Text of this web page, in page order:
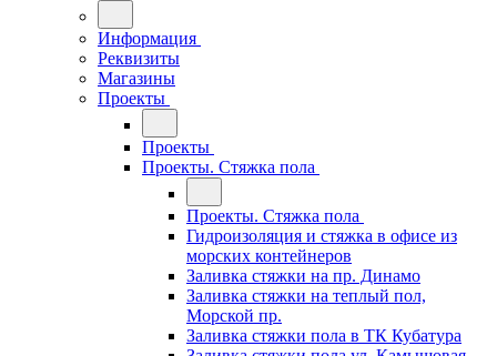
Информация
Реквизиты
Магазины
Проекты
Проекты
Проекты. Стяжка пола
Проекты. Стяжка пола
Гидроизоляция и стяжка в офисе из
морских контейнеров
Заливка стяжки на пр. Динамо
Заливка стяжки на теплый пол,
Морской пр.
Заливка стяжки пола в ТК Кубатура